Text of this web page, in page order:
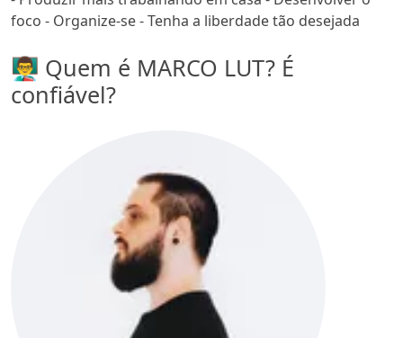
foco - Organize-se - Tenha a liberdade tão desejada
👨‍🏫 Quem é MARCO LUT? É
confiável?